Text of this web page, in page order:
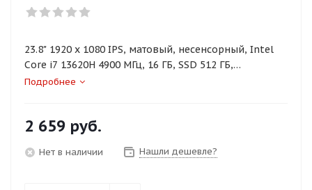
23.8" 1920 x 1080 IPS, матовый, несенсорный, Intel
Core i7 13620H 4900 МГц, 16 ГБ, SSD 512 ГБ,
видеокарта встроенная, без ОС, цвет темно-серый
Подробнее
2 659 руб.
Нет в наличии Нашли дешевле?